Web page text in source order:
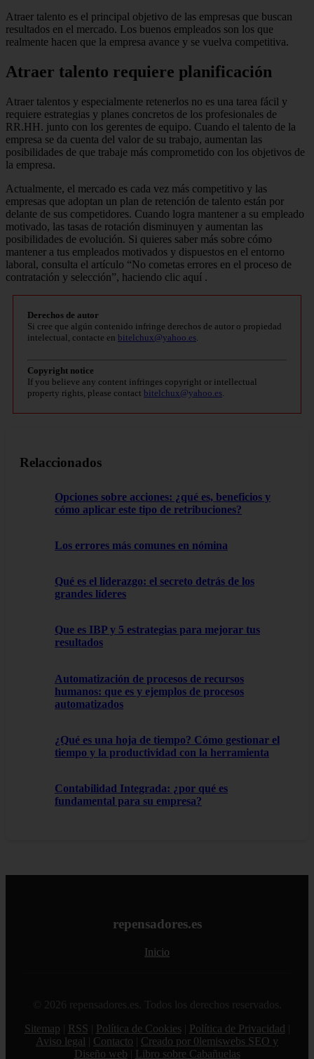
Atraer talento es el principal objetivo de las empresas que buscan
resultados en el mercado. Los buenos empleados son los que
realmente hacen que la empresa avance y se vuelva competitiva.
Atraer talento requiere planificación
Atraer talentos y especialmente retenerlos no es una tarea fácil y
requiere estrategias y planes concretos de los profesionales de
RR.HH. junto con los gerentes de equipo. Cuando el talento de la
empresa se da cuenta del valor de su trabajo, aumentan las
posibilidades de que trabaje más comprometido con los objetivos de
la empresa.
Actualmente, el mercado es cada vez más competitivo y las
empresas que adoptan un plan de retención de talento están por
delante de sus competidores. Cuando logra mantener a su empleado
motivado, las tasas de rotación disminuyen y aumentan las
posibilidades de evolución. Si quieres saber más sobre cómo
mantener a tus empleados motivados y dispuestos en el entorno
laboral, consulta el artículo “No cometas errores en el proceso de
contratación y selección”, haciendo clic aquí .
Derechos de autor
Si cree que algún contenido infringe derechos de autor o propiedad
intelectual, contacte en bitelchux@yahoo.es.
Copyright notice
If you believe any content infringes copyright or intellectual
property rights, please contact bitelchux@yahoo.es.
Relaccionados
Opciones sobre acciones: ¿qué es, beneficios y
cómo aplicar este tipo de retribuciones?
Los errores más comunes en nómina
Qué es el liderazgo: el secreto detrás de los
grandes líderes
Que es IBP y 5 estrategias para mejorar tus
resultados
Automatización de procesos de recursos
humanos: que es y ejemplos de procesos
automatizados
¿Qué es una hoja de tiempo? Cómo gestionar el
tiempo y la productividad con la herramienta
Contabilidad Integrada: ¿por qué es
fundamental para su empresa?
repensadores.es
Inicio
© 2026 repensadores.es. Todos los derechos reservados.
Sitemap
RSS Política de Cookies Política de Privacidad
Aviso legal
Contacto
Creado por 0lemiswebs SEO y
Diseño web
Libro sobre Cabañuelas